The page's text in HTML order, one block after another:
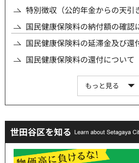
特別徴収（公的年金からの天引
国民健康保険料の納付額の確認
国民健康保険料の延滞金及び還
国民健康保険料の還付について
もっと見る
世田谷区を知る